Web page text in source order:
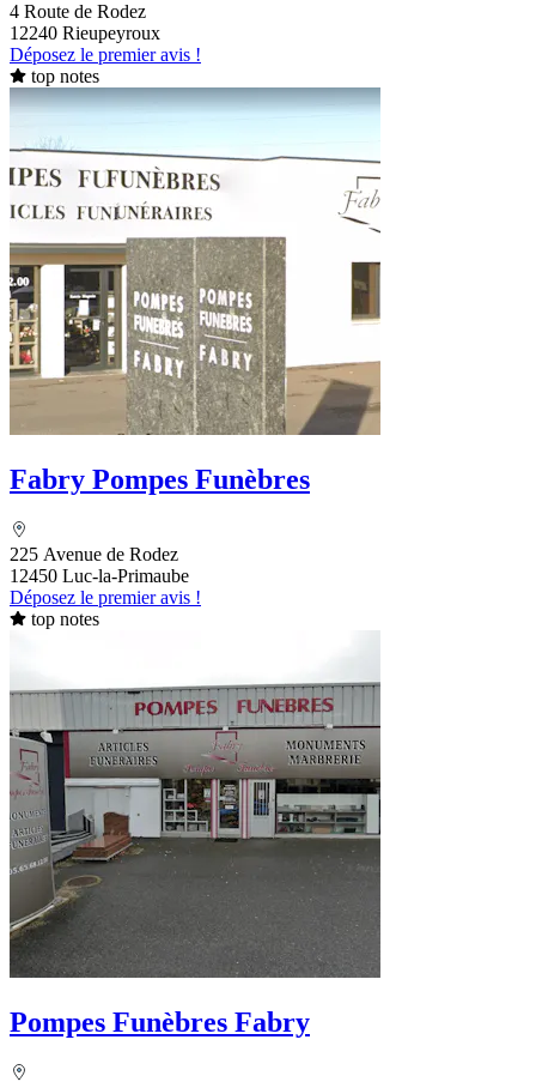
4 Route de Rodez
12240 Rieupeyroux
Déposez le premier avis !
top notes
Fabry Pompes Funèbres
225 Avenue de Rodez
12450 Luc-la-Primaube
Déposez le premier avis !
top notes
Pompes Funèbres Fabry